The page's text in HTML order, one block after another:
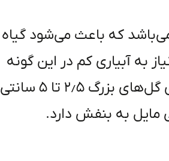
که باعث می‌شود گیاه
به آبیاری کم در این گونه
است. گلدهی این گونه در فصل پاییز اتفاق می افتد و دارای گل‌های بزرگ ۲٫۵ تا ۵ سانتی